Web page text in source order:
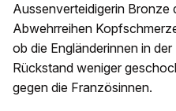
Aussenverteidigerin Bronze
Abwehrreihen
ob die Engländerinnen in
Rückstand weniger
gegen die Französinnen.